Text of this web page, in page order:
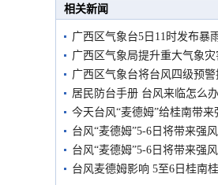
相关新闻
广西区气象台5日11时发布暴
广西区气象局提升重大气象
广西区气象台将台风四级预
居民防台手册 台风来临怎么办
今天台风“麦德姆”给桂南带
台风“麦德姆”5-6日将带来强
台风“麦德姆”5-6日将带来强
台风麦德姆影响 5至6日桂南